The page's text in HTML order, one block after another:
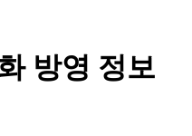
방영 정보